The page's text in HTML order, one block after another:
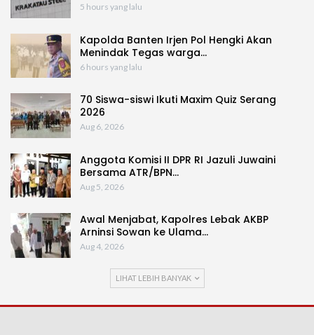
5 hours yang lalu
Kapolda Banten Irjen Pol Hengki Akan
Menindak Tegas warga…
6 hours yang lalu
70 Siswa-siswi Ikuti Maxim Quiz Serang
2026
Aug 6, 2026
Anggota Komisi II DPR RI Jazuli Juwaini
Bersama ATR/BPN…
Aug 5, 2026
Awal Menjabat, Kapolres Lebak AKBP
Arninsi Sowan ke Ulama…
Aug 4, 2026
LIHAT LEBIH BANYAK